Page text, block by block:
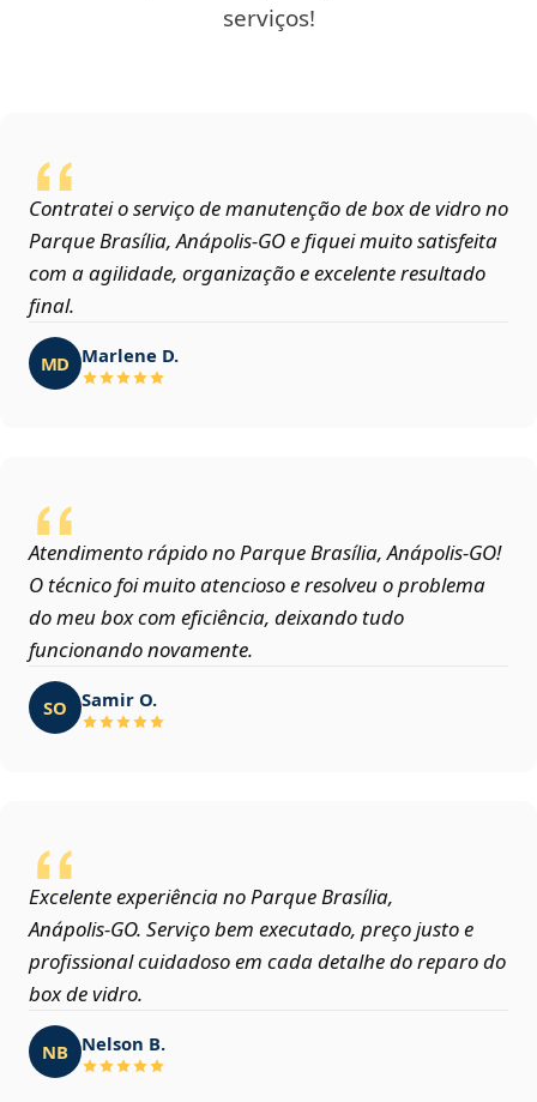
serviços!
Contratei o serviço de manutenção de box de vidro no
Parque Brasília, Anápolis‑GO e fiquei muito satisfeita
com a agilidade, organização e excelente resultado
final.
MD Marlene D.
Atendimento rápido no Parque Brasília, Anápolis‑GO!
O técnico foi muito atencioso e resolveu o problema
do meu box com eficiência, deixando tudo
funcionando novamente.
SO Samir O.
Excelente experiência no Parque Brasília,
Anápolis‑GO. Serviço bem executado, preço justo e
profissional cuidadoso em cada detalhe do reparo do
box de vidro.
NB Nelson B.